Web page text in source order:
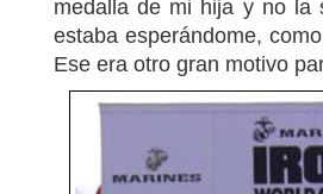
medalla de mi hija y no la
estaba esperándome,
Ese era otro gran motivo